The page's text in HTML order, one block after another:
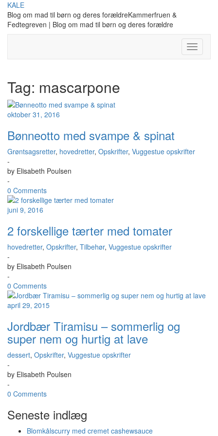
Skip
content
KALE
Blog om mad til børn og deres forældreKammerfruen &
Fedtegreven | Blog om mad til børn og deres forældre
Toggle
Tag: mascarpone
oktober 31, 2016
Bønneotto med svampe & spinat
Grøntsagsretter, hovedretter, Opskrifter, Vuggestue opskrifter
-
by Elisabeth Poulsen
-
0 Comments
juni 9, 2016
2 forskellige tærter med tomater
hovedretter, Opskrifter, Tilbehør, Vuggestue opskrifter
-
by Elisabeth Poulsen
-
0 Comments
april 29, 2015
Jordbær Tiramisu – sommerlig og
super nem og hurtig at lave
dessert, Opskrifter, Vuggestue opskrifter
-
by Elisabeth Poulsen
-
0 Comments
Seneste indlæg
Blomkålscurry med cremet cashewsauce